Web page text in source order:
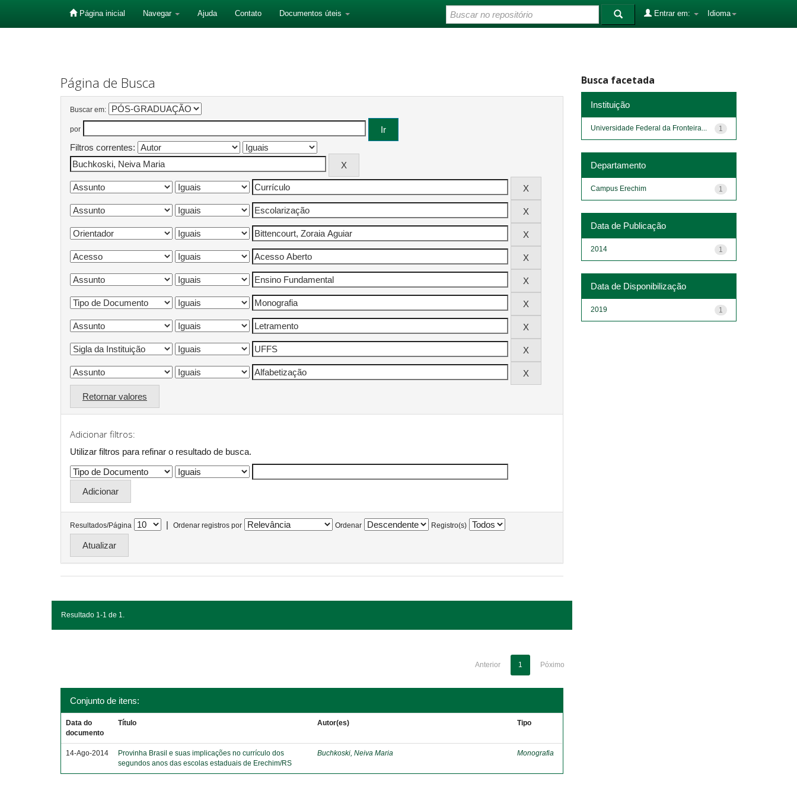
Página inicial Navegar Ajuda Contato Documentos úteis Idioma
Entrar em:
Página de Busca
Buscar em:
por
Filtros correntes:
Retornar valores
Adicionar filtros:
Utilizar filtros para refinar o resultado de busca.
Resultados/Página | Ordenar registros por Ordenar Registro(s)
Resultado 1-1 de 1.
Anterior 1 Póximo
Conjunto de itens:
Data do
documento
Título Autor(es) Tipo
14-Ago-2014
Provinha Brasil e suas implicações no currículo dos
segundos anos das escolas estaduais de Erechim/RS
Buchkoski, Neiva Maria Monografia
Busca facetada
Instituição
1
Universidade Federal da Fronteira...
Departamento
1
Campus Erechim
Data de Publicação
1
2014
Data de Disponibilização
1
2019